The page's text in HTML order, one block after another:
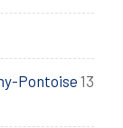
Pontoise13